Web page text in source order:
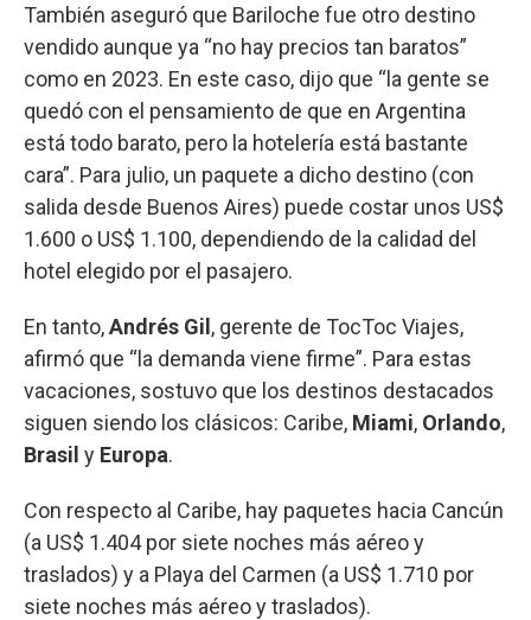
También aseguró que Bariloche fue otro destino
vendido aunque ya “no hay precios tan baratos”
como en 2023. En este caso, dijo que “la gente se
quedó con el pensamiento de que en Argentina
está todo barato, pero la hotelería está bastante
cara”. Para julio, un paquete a dicho destino (con
salida desde Buenos Aires) puede costar unos US$
1.600 o US$ 1.100, dependiendo de la calidad del
hotel elegido por el pasajero.
En tanto,Andrés Gil , gerente de TocToc Viajes,
afirmó que “la demanda viene firme”. Para estas
vacaciones, sostuvo que los destinos destacados
siguen siendo los clásicos: Caribe, Miami, Orlando,
Brasil y Europa.
Con respecto al Caribe, hay paquetes hacia Cancún
(a US$ 1.404 por siete noches más aéreo y
traslados) y a Playa del Carmen (a US$ 1.710 por
siete noches más aéreo y traslados).